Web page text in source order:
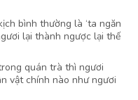
bình thường là ‘ta ngăn
lại thành ngược lại thế
quán trà thì ngươi
vật chính nào như ngươi